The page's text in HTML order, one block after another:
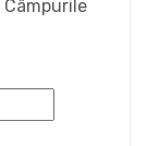
Câmpurile